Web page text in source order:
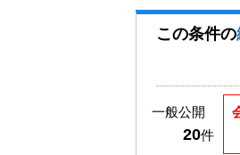
この条件の
一般公開
20件